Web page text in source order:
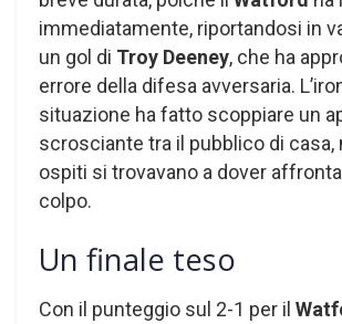
immediatamente, riportandosi in
un gol di Troy Deeney, che ha
errore della difesa avversaria.
situazione ha fatto scoppiare un
scrosciante tra il pubblico di casa,
ospiti si trovavano a dover
colpo.
Un finale teso
Con il punteggio sul 2-1 per il